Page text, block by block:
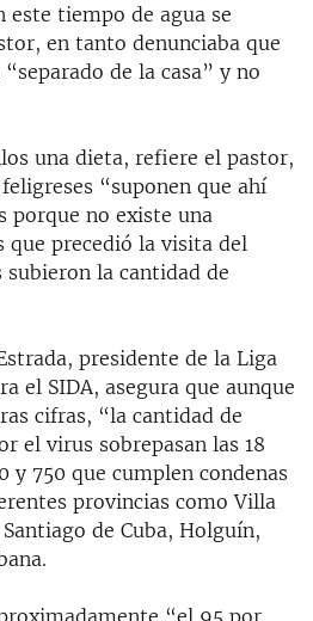
este tiempo de agua se
en tanto denunciaba que
de la casa” y no
una dieta, refiere el pastor,
“suponen que ahí
porque no existe una
que precedió la visita del
subieron la cantidad de
presidente de la Liga
el SIDA, asegura que aunque
cifras, “la cantidad de
el virus sobrepasan las 18
y 750 que cumplen condenas
provincias como Villa
de Cuba, Holguín,
“el 95 por